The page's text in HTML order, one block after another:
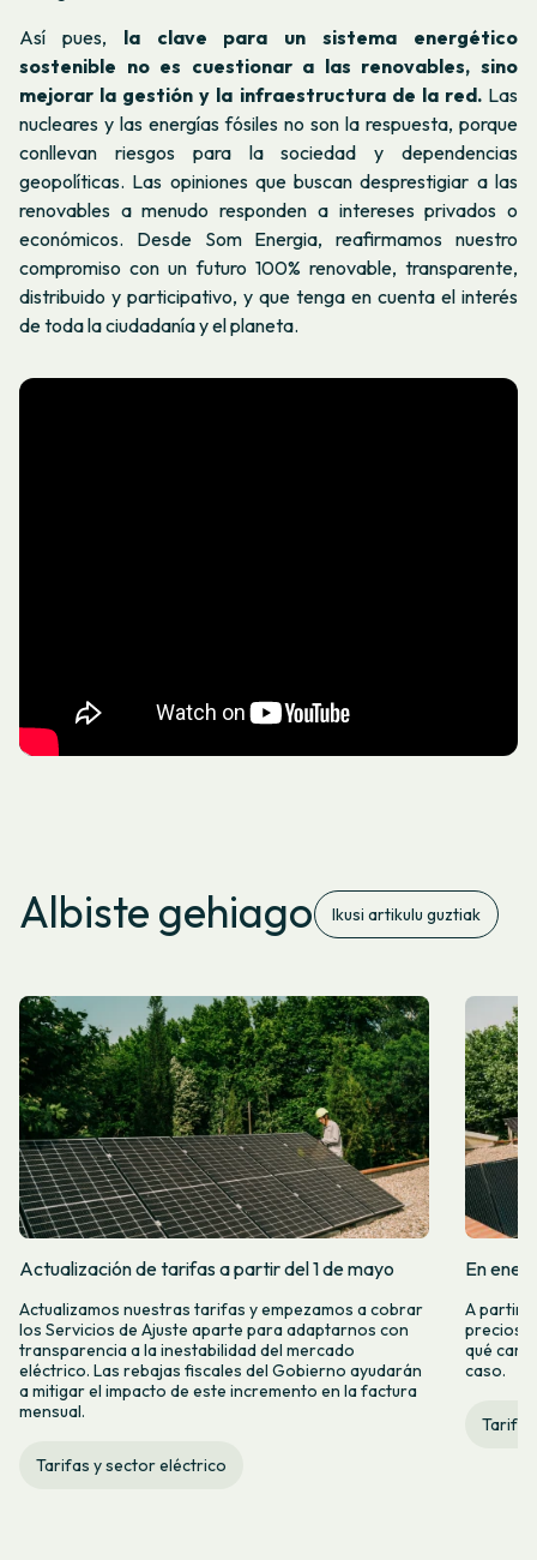
Así pues, la clave para un sistema energético
sostenible no es cuestionar a las renovables, sino
mejorar la gestión y la infraestructura de la red.Las
nucleares y las energías fósiles no son la respuesta, porque
conllevan riesgos para la sociedad y dependencias
geopolíticas. Las opiniones que buscan desprestigiar a las
renovables a menudo responden a intereses privados o
económicos. Desde Som Energia, reafirmamos nuestro
compromiso con un futuro 100% renovable, transparente,
distribuido y participativo, y que tenga en cuenta el interés
de toda la ciudadanía y el planeta.
Albiste gehiago Ikusi artikulu guztiak
Actualización de tarifas a partir del 1 de mayo
Actualizamos nuestras tarifas y empezamos a cobrar
los Servicios de Ajuste aparte para adaptarnos con
transparencia a la inestabilidad del mercado
eléctrico. Las rebajas fiscales del Gobierno ayudarán
a mitigar el impacto de este incremento en la factura
mensual.
Tarifas y sector eléctrico
En
A partir
precios
qué
caso.